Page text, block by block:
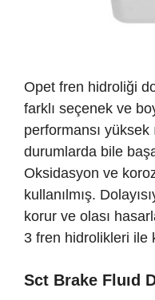
Opet fren hidroliği
farklı seçenek ve
performansı yüksek
durumlarda bile
Oksidasyon ve
kullanılmış.
korur ve olası
3 fren hidrolikleri ile
Sct Brake Fluıd